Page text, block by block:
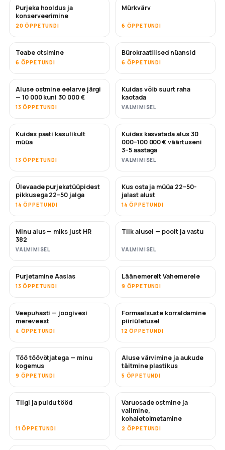
Purjeka hooldus ja
konserveerimine
20 ÕPPETUNDI
TULEMAS
Mürkvärv
6 ÕPPETUNDI
Teabe otsimine
6 ÕPPETUNDI
Bürokraatilised nüansid
6 ÕPPETUNDI
TULEMAS
Aluse ostmine eelarve järgi
— 10 000 kuni 30 000 €
13 ÕPPETUNDI
TULEMAS
Kuidas võib suurt raha
kaotada
VALMIMISEL
UUS
Kuidas paati kasulikult
müüa
13 ÕPPETUNDI
UUS
Kuidas kasvatada alus 30
000–100 000 € väärtuseni
3–5 aastaga
VALMIMISEL
TULEMAS
Ülevaade purjekatüüpidest
pikkusega 22–50 jalga
14 ÕPPETUNDI
TULEMAS
Kus osta ja müüa 22–50-
jalast alust
14 ÕPPETUNDI
TULEMAS
Minu alus — miks just HR
382
VALMIMISEL
TULEMAS
Tiik alusel — poolt ja vastu
VALMIMISEL
TULEMAS
Purjetamine Aasias
13 ÕPPETUNDI
TULEMAS
Läänemerelt Vahemerele
9 ÕPPETUNDI
TULEMAS
Veepuhasti — joogivesi
mereveest
4 ÕPPETUNDI
Formaalsuste korraldamine
piiriületusel
12 ÕPPETUNDI
TULEMAS
Töö töövõtjatega — minu
kogemus
9 ÕPPETUNDI
TULEMAS
Aluse värvimine ja aukude
täitmine plastikus
5 ÕPPETUNDI
Tiigi ja puidu tööd
11 ÕPPETUNDI
TULEMAS
Varuosade ostmine ja
valimine,
kohaletoimetamine
2 ÕPPETUNDI